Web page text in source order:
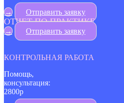
→
Отправить заявку
ОТЧЕТ ПО ПРАКТИКЕ
→ Отправить заявку
КОНТРОЛЬНАЯ РАБОТА
Помощь,
консультация:
2800р